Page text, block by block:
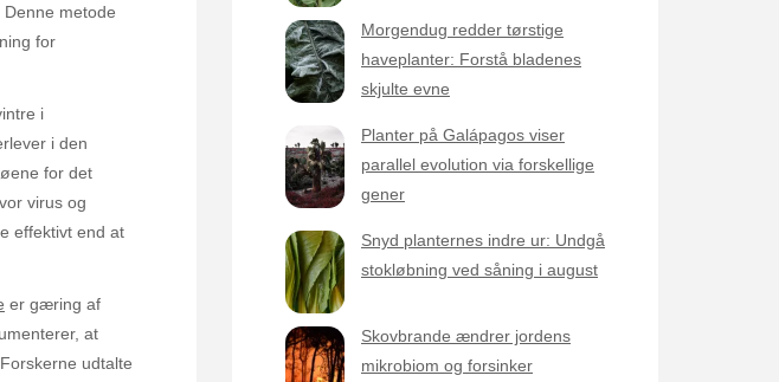
metode
for
i
i den
for det
virus og
effektivt end at
er gæring af
at
udtalte
Morgendug redder tørstige
haveplanter: Forstå bladenes
skjulte evne
Planter på Galápagos viser
parallel evolution via forskellige
gener
Snyd planternes indre ur: Undgå
stokløbning ved såning i august
Skovbrande ændrer jordens
mikrobiom og forsinker